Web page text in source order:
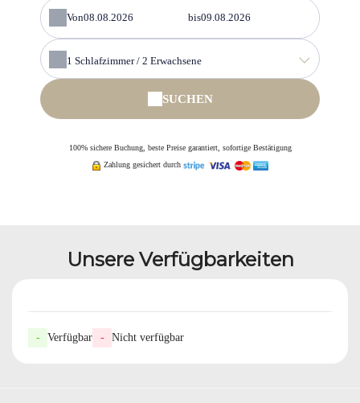
Von bis
1 Schlafzimmer / 2 Erwachsene
SUCHEN
100% sichere Buchung, beste Preise garantiert, sofortige Bestätigung
Zahlung gesichert durch
Unsere Verfügbarkeiten
- Verfügbar - Nicht verfügbar